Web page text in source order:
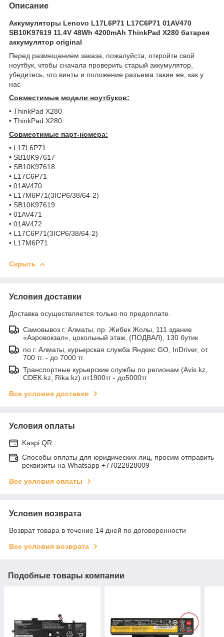
Описание
Аккумуляторы Lenovo L17L6P71 L17C6P71 01AV470
SB10K97619 11.4V 48Wh 4200mAh ThinkPad X280 батарея
аккумулятор original
Перед размещением заказа, пожалуйста, откройте свой
ноутбук, чтобы сначала проверить старый аккумулятор,
убедитесь, что винты и положение разъема такие же, как у
нас
Совместимые модели ноутбуков:
• ThinkPad X280
• ThinkPad X280
Совместимые парт-номера:
• L17L6P71
• SB10K97617
• SB10K97618
• L17C6P71
• 01AV470
• L17M6P71(3ICP6/38/64-2)
• SB10K97619
• 01AV471
• 01AV472
• L17C6P71(3ICP6/38/64-2)
• L17M6P71
Скрыть
Условия доставки
Доставка осуществляется только по предоплате.
Самовывоз г. Алматы, пр. Жибек Жолы, 111 здание
«Аэровокзал», цокольный этаж, (ПОДВАЛ), 130 бутик
по г. Алматы, курьерская служба Яндекс GO, InDriver, от
700 тг. - до 7000 тг.
Транспортные курьерские службы по регионам (Avis.kz,
CDEK.kz, Rika.kz) от1900тг - до5000тг
Все условия доставки
Условия оплаты
Kaspi QR
Способы оплаты для юридических лиц, просим отправить
реквизиты на Whatsapp +77022828009
Все условия оплаты
Условия возврата
Возврат товара в течение 14 дней по договоренности
Все условия возврата
Подобные товары компании